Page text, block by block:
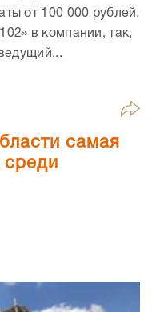
от 100 000 рублей.
в компании, так,
самая
среди